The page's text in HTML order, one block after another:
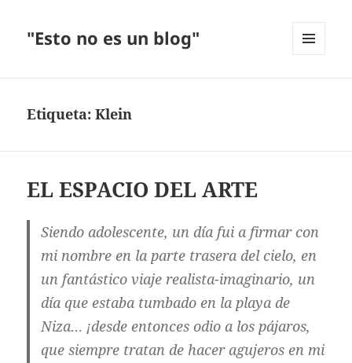
"Esto no es un blog"
Etiqueta:Klein
EL ESPACIO DEL ARTE
Siendo adolescente, un día fui a firmar con
mi nombre en la parte trasera del cielo, en
un fantástico viaje realista-imaginario, un
día que estaba tumbado en la playa de
Niza… ¡desde entonces odio a los pájaros,
que siempre tratan de hacer agujeros en mi